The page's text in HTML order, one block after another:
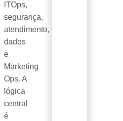
ITOps,
segurança,
atendimento,
dados
e
Marketing
Ops. A
lógica
central
é